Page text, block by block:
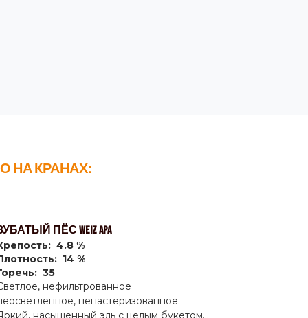
НА КРАНАХ:
ПЁС WEIZ APA
4.8 %
14 %
35
нефильтрованное
непастеризованное.
насыщенный эль с целым букетом